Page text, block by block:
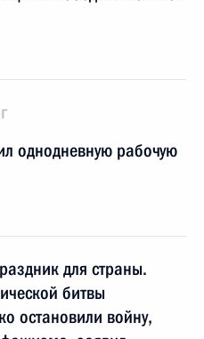
однодневную рабочую
для страны.
битвы
остановили войну,